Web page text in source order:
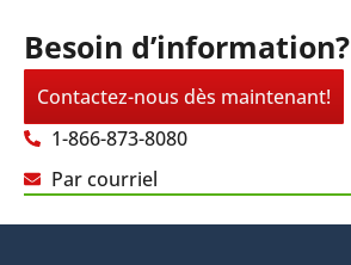
Besoin d’information?
Contactez-nous dès maintenant!
1-866-873-8080
Par courriel